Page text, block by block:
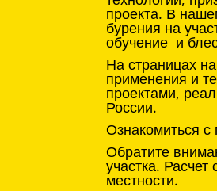
проекта. В
бурения на
обучение и
На страницах
применения и
проектами,
России.
Ознакомиться
Обратите
участка.
местности.